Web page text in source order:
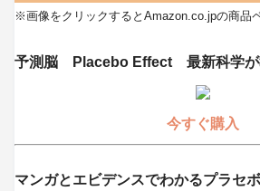
※画像をクリックするとAmazon.co.jpの商品
予測脳 Placebo Effect 最新科学が
今すぐ購入
マンガとエビデンスでわかるプラセ